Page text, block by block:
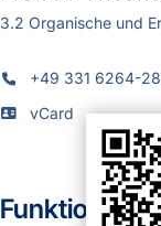
3.2 Organische und
+49 331 6264-
vCard
Funktion